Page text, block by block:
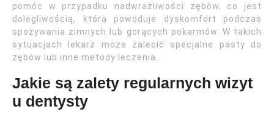
pomóc w przypadku nadwrażliwości zębów, co jest
dolegliwością, która powoduje dyskomfort podczas
spożywania zimnych lub gorących pokarmów. W takich
sytuacjach lekarz może zalecić specjalne pasty do
zębów lub inne metody leczenia.
Jakie są zalety regularnych wizyt
u dentysty